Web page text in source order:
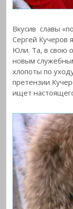
Вкусив славы
Сергей Кучеров
Юли. Та, в свою
новым
хлопоты по
претензии
ищет